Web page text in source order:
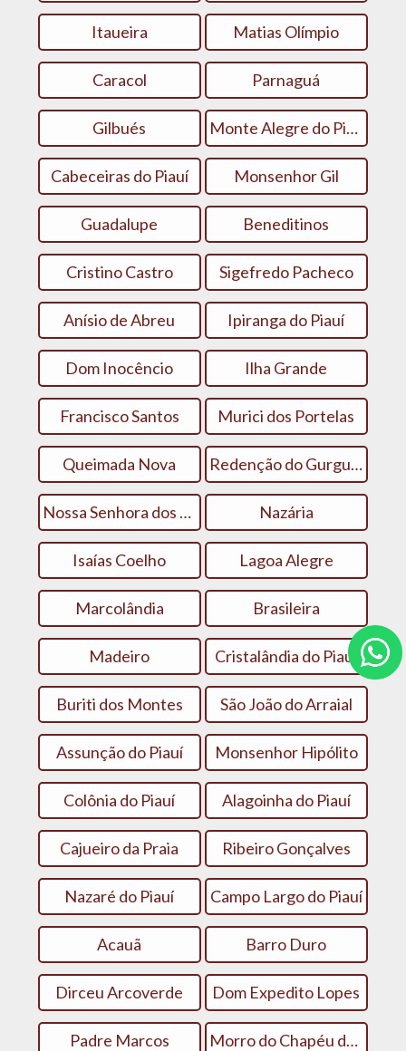
Itaueira Matias Olímpio
Caracol Parnaguá
Gilbués Monte Alegre do Piauí
Cabeceiras do Piauí Monsenhor Gil
Guadalupe Beneditinos
Cristino Castro Sigefredo Pacheco
Anísio de Abreu Ipiranga do Piauí
Dom Inocêncio Ilha Grande
Francisco Santos Murici dos Portelas
Queimada Nova Redenção do Gurgueia
Nossa Senhora dos Remédios Nazária
Isaías Coelho Lagoa Alegre
Marcolândia Brasileira
Madeiro Cristalândia do Piauí
Buriti dos Montes São João do Arraial
Assunção do Piauí Monsenhor Hipólito
Colônia do Piauí Alagoinha do Piauí
Cajueiro da Praia Ribeiro Gonçalves
Nazaré do Piauí Campo Largo do Piauí
Acauã Barro Duro
Dirceu Arcoverde Dom Expedito Lopes
Padre Marcos Morro do Chapéu do Piauí